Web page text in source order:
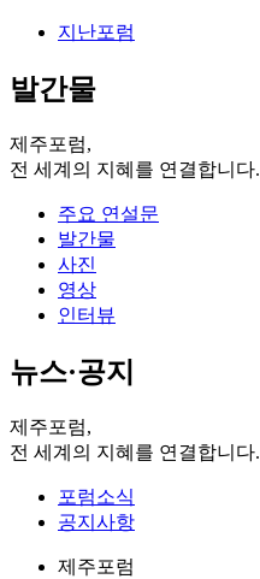
지난포럼
발간물
제주포럼,
전 세계의 지혜를 연결합니다.
주요 연설문
발간물
사진
영상
인터뷰
뉴스·공지
제주포럼,
전 세계의 지혜를 연결합니다.
포럼소식
공지사항
제주포럼